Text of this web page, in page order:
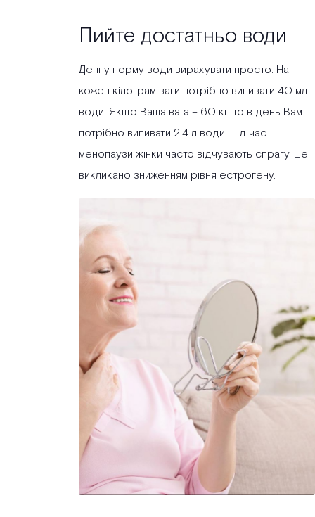
Пийте достатньо води
Денну норму води вирахувати просто. На
кожен кілограм ваги потрібно випивати 40 мл
води. Якщо Ваша вага – 60 кг, то в день Вам
потрібно випивати 2,4 л води. Під час
менопаузи жінки часто відчувають спрагу. Це
викликано зниженням рівня естрогену.